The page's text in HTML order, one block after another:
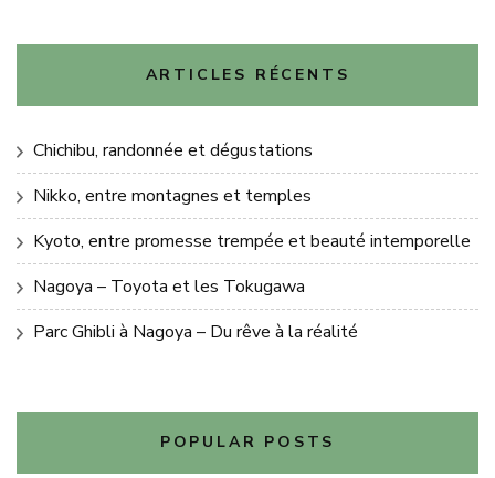
ARTICLES RÉCENTS
Chichibu, randonnée et dégustations
Nikko, entre montagnes et temples
Kyoto, entre promesse trempée et beauté intemporelle
Nagoya – Toyota et les Tokugawa
Parc Ghibli à Nagoya – Du rêve à la réalité
POPULAR POSTS